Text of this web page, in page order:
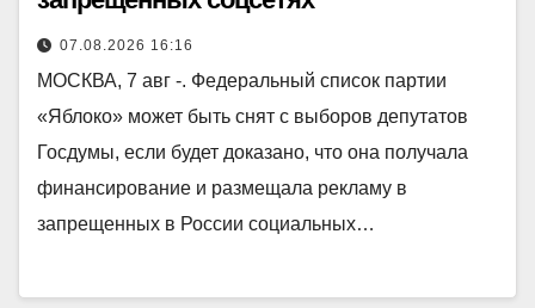
07.08.2026 16:16
МОСКВА, 7 авг -. Федеральный список партии
«Яблоко» может быть снят с выборов депутатов
Госдумы, если будет доказано, что она получала
финансирование и размещала рекламу в
запрещенных в России социальных…